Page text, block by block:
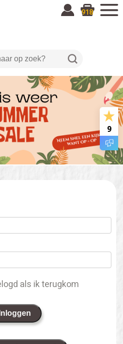
918
9
als ik terugkom
Inloggen